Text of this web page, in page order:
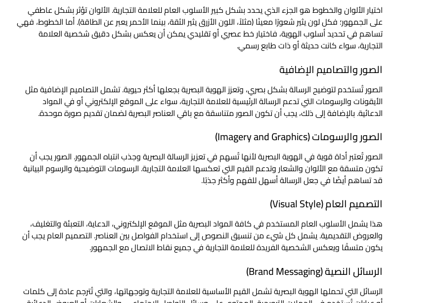
اختيار الألوان والخطوط هو الجزء الذي يحدد بشكل كبير الأسلوب العام للعلامة التجارية. الألوان تؤثر بشكل عاطفي
على الجمهور؛ فكل لون يثير شعورًا معينًا (مثلاً، اللون الأزرق يثير الثقة، بينما الأحمر يعبر عن الطاقة). أما الخطوط، فهي
تساهم في تحديد أسلوب الهوية، فاختيار خط عصري أو تقليدي يمكن أن يعكس بشكل دقيق شخصية العلامة
التجارية، سواء كانت حديثة أو ذات طابع رسمي.
الصور والتصاميم الإضافية
الصور تُستخدم لتوضيح الرسالة بشكل بصري، وتعزز الهوية البصرية بجعلها أكثر حيوية. تشمل التصاميم الإضافية مثل
الأيقونات والرسومات التي تدعم الرسالة الرئيسية للعلامة التجارية، سواء على الموقع الإلكتروني أو في المواد
الدعائية. بالإضافة إلى ذلك، يجب أن تكون الصور متناسقة مع باقي العناصر البصرية لضمان تقديم صورة موحدة.
الصور والرسومات (Imagery and Graphics)
الصور تُعتبر أداة قوية في الهوية البصرية لأنها تُسهم في تعزيز الرسالة البصرية وجذب انتباه الجمهور. الصور يجب أن
تكون متسقة مع الألوان والشعار وتدعم القيم التي تعكسها العلامة التجارية. الرسومات التوضيحية والرسوم البيانية
قد تساهم أيضًا في جعل الرسالة أسهل للفهم وأكثر جذبًا.
التصميم العام (Visual Style)
هذا يشمل الأسلوب العام المستخدم في كافة المواد البصرية مثل الموقع الإلكتروني، الدعاية، التعبئة والتغليف،
والعروض التقديمية. يشمل كل شيء من تنسيق النصوص إلى استخدام الفواصل بين العناصر. التصميم العام يجب أن
يكون متسقًا ويعكس الشخصية الفريدة للعلامة التجارية في جميع نقاط الاتصال مع الجمهور.
الرسائل النصية (Brand Messaging)
الرسائل التي تحملها الهوية البصرية تشمل القيم الأساسية للعلامة التجارية وتوجهاتها، والتي تُترجم عادة إلى كلمات